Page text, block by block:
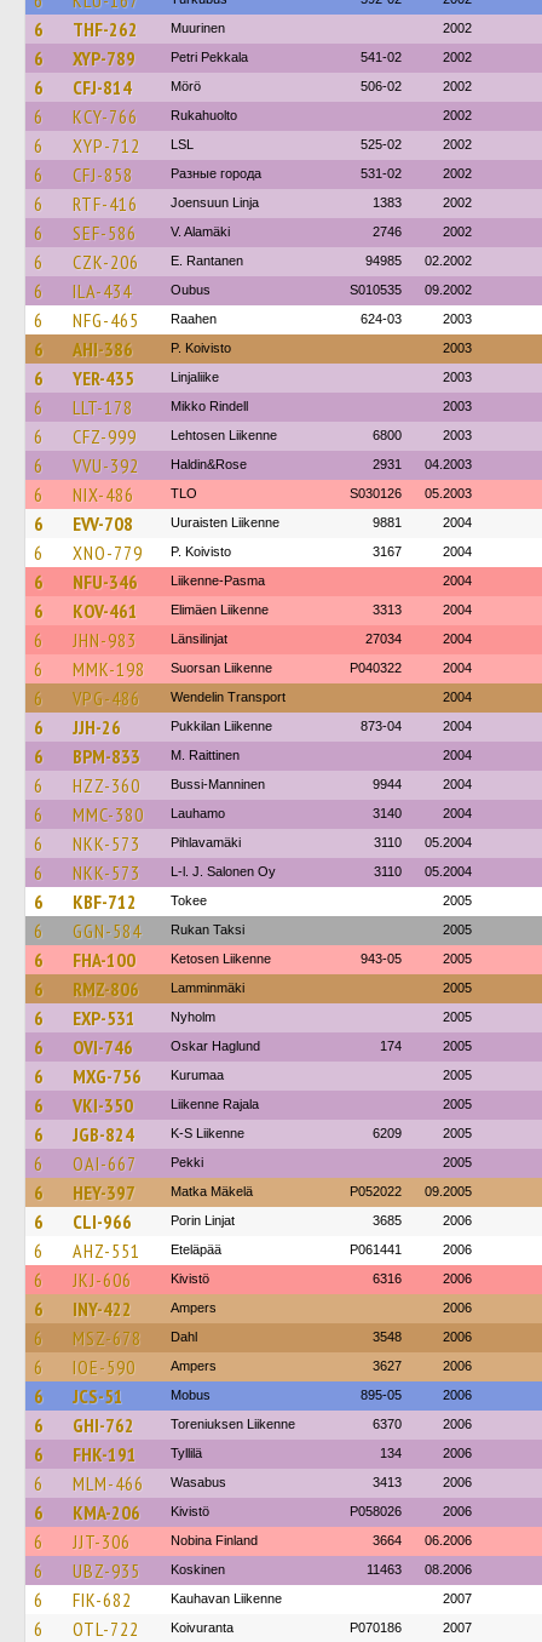
6 THF-262 Muurinen 2002
6 XYP-789 Petri Pekkala 541-02 2002
6 CFJ-814 Mörö 506-02 2002
6 KCY-766 Rukahuolto 2002
6 XYP-712 LSL 525-02 2002
6 CFJ-858 Разные города 531-02 2002
6 RTF-416 Joensuun Linja 1383 2002
6 SEF-586 V. Alamäki 2746 2002
6 CZK-206 E. Rantanen 94985 02.2002
6 ILA-434 Oubus S010535 09.2002
6 NFG-465 Raahen 624-03 2003
6 AHI-386 P. Koivisto 2003
6 YER-435 Linjaliike 2003
6 LLT-178 Mikko Rindell 2003
6 CFZ-999 Lehtosen Liikenne 6800 2003
6 VVU-392 Haldin&Rose 2931 04.2003
6 NIX-486 TLO S030126 05.2003
6 EVV-708 Uuraisten Liikenne 9881 2004
6 XNO-779 P. Koivisto 3167 2004
6 NFU-346 Liikenne-Pasma 2004
6 KOV-461 Elimäen Liikenne 3313 2004
6 JHN-983 Länsilinjat 27034 2004
6 MMK-198 Suorsan Liikenne P040322 2004
6 VPG-486 Wendelin Transport 2004
6 JJH-26 Pukkilan Liikenne 873-04 2004
6 BPM-833 M. Raittinen 2004
6 HZZ-360 Bussi-Manninen 9944 2004
6 MMC-380 Lauhamo 3140 2004
6 NKK-573 Pihlavamäki 3110 05.2004
6 NKK-573 L-l. J. Salonen Oy 3110 05.2004
6 KBF-712 Tokee 2005
6 GGN-584 Rukan Taksi 2005
6 FHA-100 Ketosen Liikenne 943-05 2005
6 RMZ-806 Lamminmäki 2005
6 EXP-531 Nyholm 2005
6 OVI-746 Oskar Haglund 174 2005
6 MXG-756 Kurumaa 2005
6 VKI-350 Liikenne Rajala 2005
6 JGB-824 K-S Liikenne 6209 2005
6 OAI-667 Pekki 2005
6 HEY-397 Matka Mäkelä P052022 09.2005
6 CLI-966 Porin Linjat 3685 2006
6 AHZ-551 Eteläpää P061441 2006
6 JKJ-606 Kivistö 6316 2006
6 INY-422 Ampers 2006
6 MSZ-678 Dahl 3548 2006
6 IOE-590 Ampers 3627 2006
6 JCS-51 Mobus 895-05 2006
6 GHI-762 Toreniuksen Liikenne 6370 2006
6 FHK-191 Tyllilä 134 2006
6 MLM-466 Wasabus 3413 2006
6 KMA-206 Kivistö P058026 2006
6 JJT-306 Nobina Finland 3664 06.2006
6 UBZ-935 Koskinen 11463 08.2006
6 FIK-682 Kauhavan Liikenne 2007
6 OTL-722 Koivuranta P070186 2007